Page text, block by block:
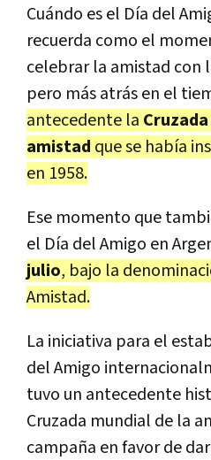
Cuándo es el Día del
recuerda como el
celebrar la amistad con
pero más atrás en el
antecedente la
amistad que se había
en 1958.
Ese momento que
el Día del Amigo en
julio, bajo la
Amistad.
La iniciativa para el
del Amigo
tuvo un antecedente
Cruzada mundial de la
campaña en favor de